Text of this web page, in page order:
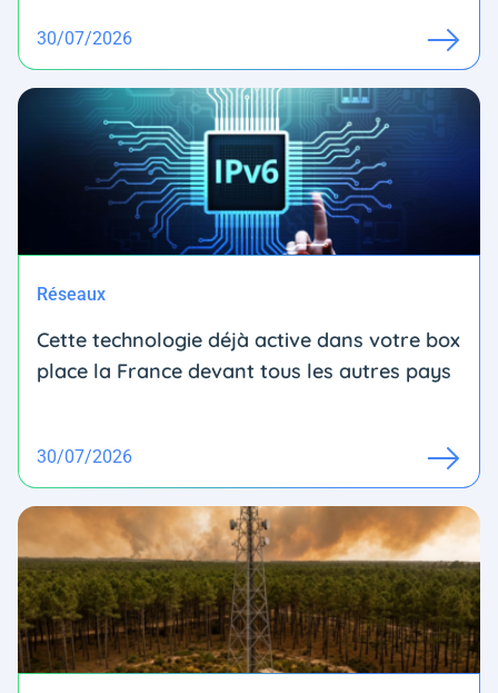
30/07/2026
Réseaux
Cette technologie déjà active dans votre box
place la France devant tous les autres pays
30/07/2026